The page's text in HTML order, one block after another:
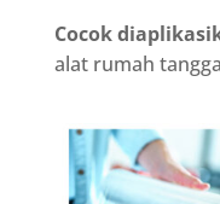
Cocok
alat rumah